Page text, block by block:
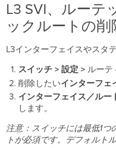
L3 SVI、ルーテ
ックルートの削
L3インターフェイスやスタ
スイッチ > 設定 > ルーテ
削除したいインターフェ
インターフェイス／ルー
します。
注意：スイッチには最低1
トが必須です。デフォルト